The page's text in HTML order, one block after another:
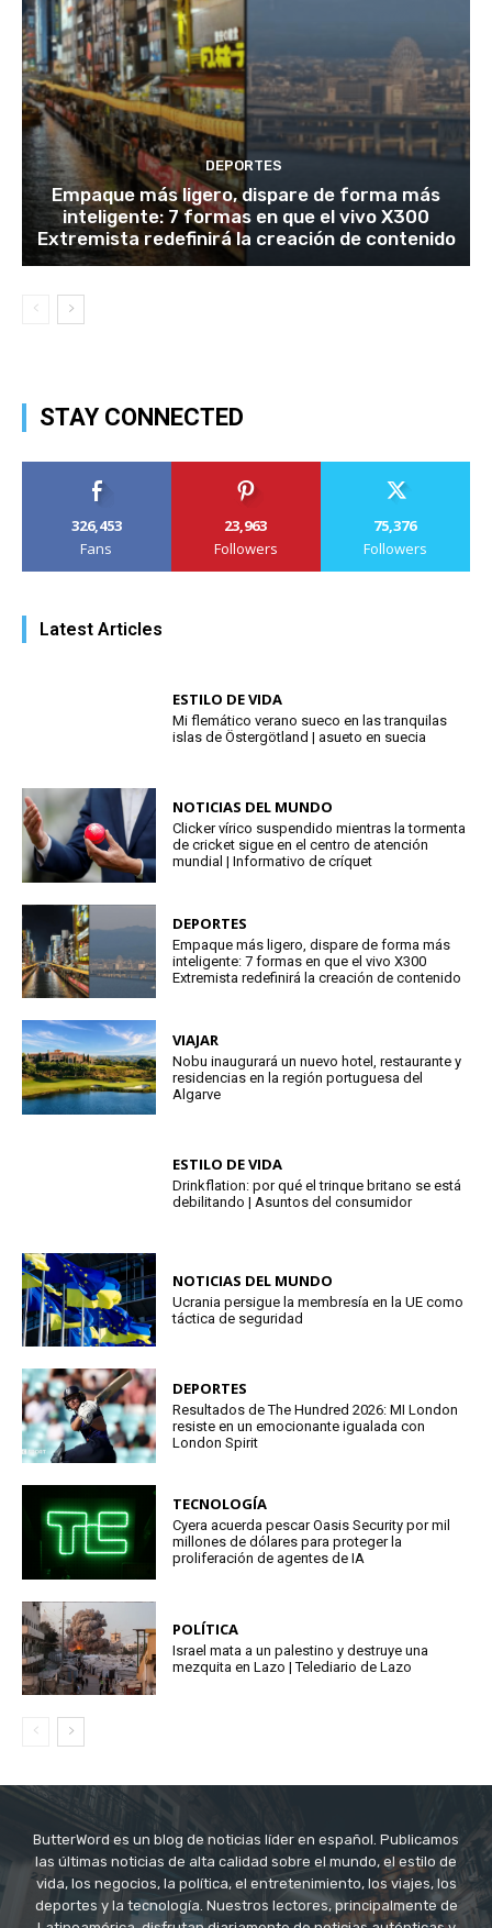
DEPORTES
Empaque más ligero, dispare de forma más
inteligente: 7 formas en que el vivo X300
Extremista redefinirá la creación de contenido
STAY CONNECTED
326,453
Fans
23,963
Followers
75,376
Followers
Latest Articles
ESTILO DE VIDA
Mi flemático verano sueco en las tranquilas
islas de Östergötland | asueto en suecia
NOTICIAS DEL MUNDO
Clicker vírico suspendido mientras la tormenta
de cricket sigue en el centro de atención
mundial | Informativo de críquet
DEPORTES
Empaque más ligero, dispare de forma más
inteligente: 7 formas en que el vivo X300
Extremista redefinirá la creación de contenido
VIAJAR
Nobu inaugurará un nuevo hotel, restaurante y
residencias en la región portuguesa del
Algarve
ESTILO DE VIDA
Drinkflation: por qué el trinque britano se está
debilitando | Asuntos del consumidor
NOTICIAS DEL MUNDO
Ucrania persigue la membresía en la UE como
táctica de seguridad
DEPORTES
Resultados de The Hundred 2026: MI London
resiste en un emocionante igualada con
London Spirit
TECNOLOGÍA
Cyera acuerda pescar Oasis Security por mil
millones de dólares para proteger la
proliferación de agentes de IA
POLÍTICA
Israel mata a un palestino y destruye una
mezquita en Lazo | Telediario de Lazo
ButterWord es un blog de noticias líder en español. Publicamos
las últimas noticias de alta calidad sobre el mundo, el estilo de
vida, los negocios, la política, el entretenimiento, los viajes, los
deportes y la tecnología. Nuestros lectores, principalmente de